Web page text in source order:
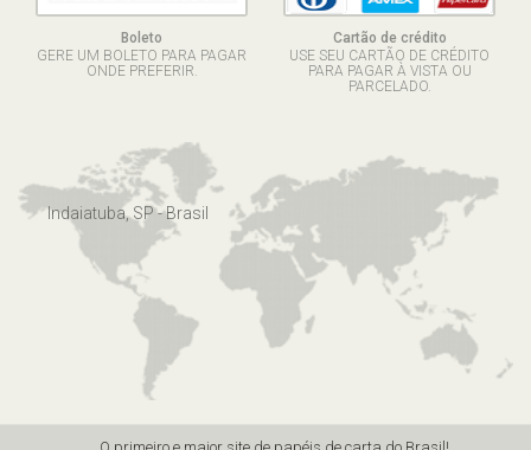
Boleto
GERE UM BOLETO PARA PAGAR
ONDE PREFERIR.
Cartão de crédito
USE SEU CARTÃO DE CRÉDITO
PARA PAGAR À VISTA OU
PARCELADO.
Indaiatuba, SP - Brasil